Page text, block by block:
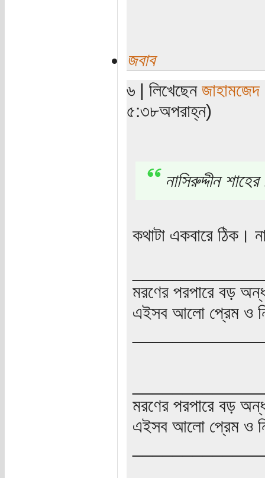
জবাব
৬ | লিখেছেন জাহামজেদ
৫:৩৮অপরাহ্ন)
নাসিরুদ্দীন
কথাটা একবারে ঠিক।
মরণের পরপারে বড়
এইসব আলো প্রেম ও
মরণের পরপারে বড়
এইসব আলো প্রেম ও